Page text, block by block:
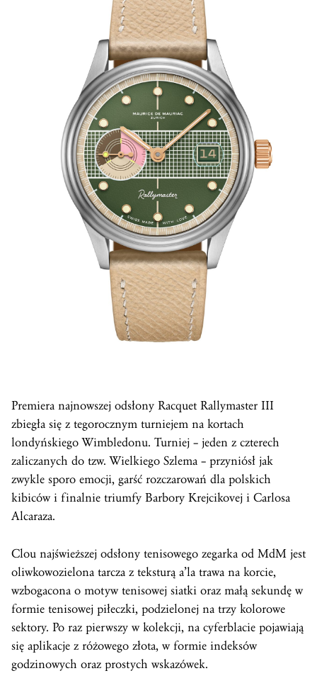
Premiera najnowszej odsłony Racquet Rallymaster III
zbiegła się z tegorocznym turniejem na kortach
londyńskiego Wimbledonu. Turniej – jeden z czterech
zaliczanych do tzw. Wielkiego Szlema – przyniósł jak
zwykle sporo emocji, garść rozczarowań dla polskich
kibiców i finalnie triumfy Barbory Krejcikovej i Carlosa
Alcaraza.
Clou najświeższej odsłony tenisowego zegarka od MdM jest
oliwkowozielona tarcza z teksturą a’la trawa na korcie,
wzbogacona o motyw tenisowej siatki oraz małą sekundę w
formie tenisowej piłeczki, podzielonej na trzy kolorowe
sektory. Po raz pierwszy w kolekcji, na cyferblacie pojawiają
się aplikacje z różowego złota, w formie indeksów
godzinowych oraz prostych wskazówek.